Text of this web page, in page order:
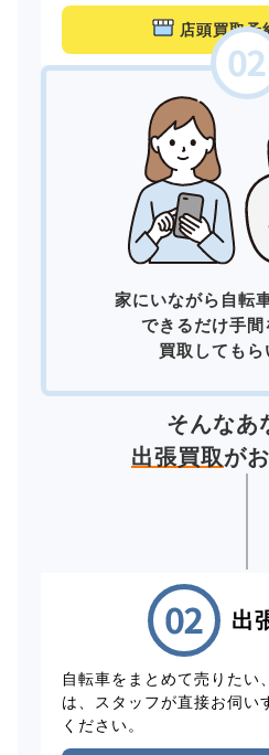
店頭買取予
家にいながら自転
できるだけ手間
買取してもら
そんなあ
出張買取が
出
自転車をまとめて売りたい
は、スタッフが直接お伺い
ください。